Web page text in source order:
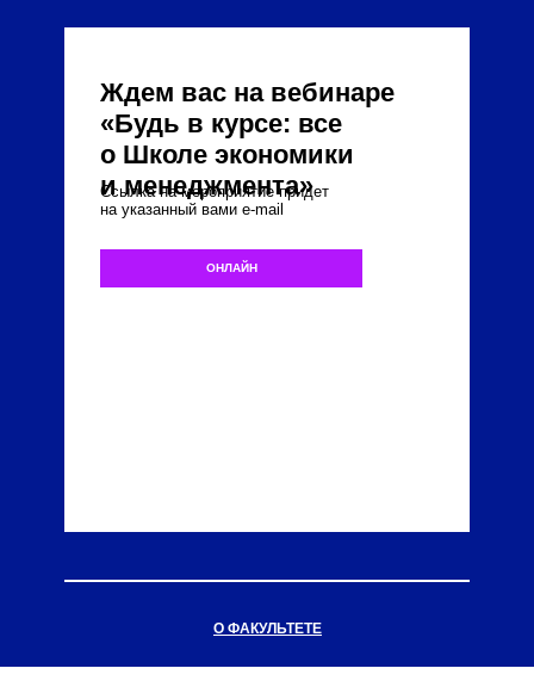
О ФАКУЛЬТЕТЕ
ОНЛАЙН
Ждем вас на вебинаре
«Будь в курсе: все
о Школе экономики
и менеджмента»
Ссылка на мероприятие придет
на указанный вами e-mail